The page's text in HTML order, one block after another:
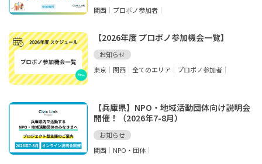
関西
プロボノ参加者
【2026年度 プロボノ参加機会一覧】
お知らせ
東京
関西 全てのエリア プロボノ参加者
【兵庫県】NPO・地域活動団体向け説明会
開催！（2026年7-8月）
お知らせ
関西
NPO・団体